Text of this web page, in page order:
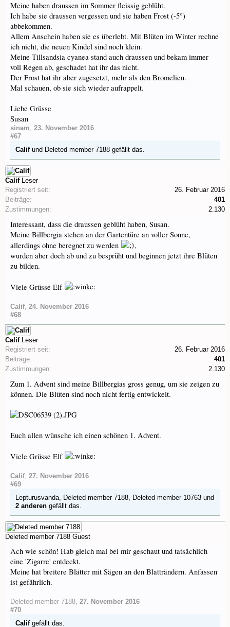
Meine haben draussen im Sommer fleissig geblüht.
Ich habe sie draussen vergessen und sie haben Frost (-5°)
abbekommen.
Allem Anschein haben sie es überlebt. Mit Blüten im Winter rechne
ich nicht, die neuen Kindel sind noch klein.
Meine Tillsandsia cyanea stand auch draussen und bekam immer
voll Regen ab, geschadet hat ihr das nicht.
Der Frost hat ihr aber zugesetzt, mehr als den Bromelien.
Mal schauen, ob sie sich wieder aufrappelt.
Liebe Grüsse
Susan
sinam, 23. November 2016
#67
Califund Deleted member 7188 gefällt das.
Calif Leser
Registriert seit:
26. Februar 2016
Beiträge:
401
Zustimmungen:
2.130
Interessant, dass die draussen geblüht haben, Susan.
Meine Billbergia stehen an der Gartentüre an voller Sonne,
allerdings ohne beregnet zu werden
,
wurden aber doch ab und zu besprüht und beginnen jetzt ihre Blüten
zu bilden.
Viele Grüsse Elf
Calif, 24. November 2016
#68
Calif Leser
Registriert seit:
26. Februar 2016
Beiträge:
401
Zustimmungen:
2.130
Zum 1. Advent sind meine Billbergias gross genug, um sie zeigen zu
können. Die Blüten sind noch nicht fertig entwickelt.
Euch allen wünsche ich einen schönen 1. Advent.
Viele Grüsse Elf
Calif, 27. November 2016
#69
Lepturusvanda, Deleted member 7188, Deleted member 10763 und
2 anderen gefällt das.
Deleted member 7188 Guest
Ach wie schön! Hab gleich mal bei mir geschaut und tatsächlich
eine 'Zigarre' entdeckt.
Meine hat breitere Blätter mit Sägen an den Blatträndern. Anfassen
ist gefährlich.
Deleted member 7188, 27. November 2016
#70
Califgefällt das.